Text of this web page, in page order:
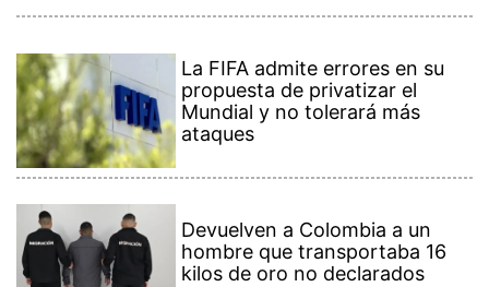
La FIFA admite errores en su
propuesta de privatizar el
Mundial y no tolerará más
ataques
Devuelven a Colombia a un
hombre que transportaba 16
kilos de oro no declarados